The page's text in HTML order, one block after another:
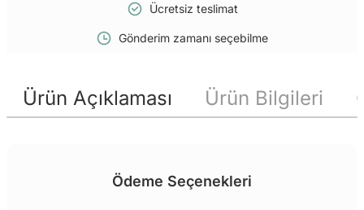
Ücretsiz teslimat
Gönderim zamanı seçebilme
Ürün Açıklaması Ürün Bilgileri
Ödeme Seçenekleri